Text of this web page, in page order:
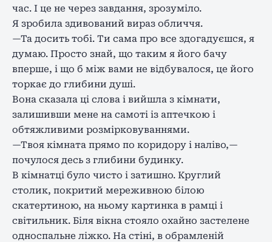
час. І це не через завдання, зрозуміло.
Я зробила здивований вираз обличчя.
—Та досить тобі. Ти сама про все здогадуєшся, я
думаю. Просто знай, що таким я його бачу
вперше, і що б між вами не відбувалося, це його
торкає до глибини душі.
Вона сказала ці слова і вийшла з кімнати,
залишивши мене на самоті із аптечкою і
обтяжливими розмірковуваннями.
—Твоя кімната прямо по коридору і наліво,—
почулося десь з глибини будинку.
В кімнатці було чисто і затишно. Круглий
столик, покритий мереживною білою
скатертиною, на ньому картинка в рамці і
світильник. Біля вікна стояло охайно застелене
односпальне ліжко. На стіні, в обрамленій